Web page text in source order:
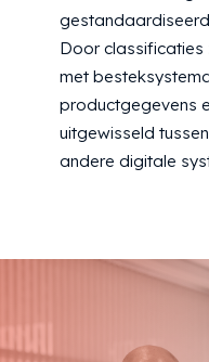
Door classificaties
met
productgegevens
uitgewisseld
andere digitale